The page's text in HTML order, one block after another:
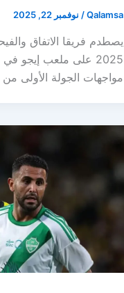
Qalamsa
/ نوفمبر 22, 2025
2025 على ملعب إيجو
مواجهات الجولة الأولى من